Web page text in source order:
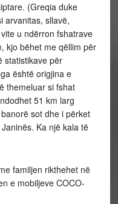
(Greqia duke
arvanitas, sllavë,
u ndërron fshatrave
kjo bëhet me qëllim për
statistikave për
është origjina e
themeluar si fshat
51 km larg
sot dhe i përket
Ka një kala të
familjen rikthehet në
e mobiljeve COCO-